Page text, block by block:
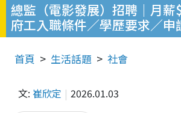
總監（電影發展）招聘｜月
府工入職條件／學歷要求／申
首頁 生活話題 社會
文: 崔欣定 2026.01.03